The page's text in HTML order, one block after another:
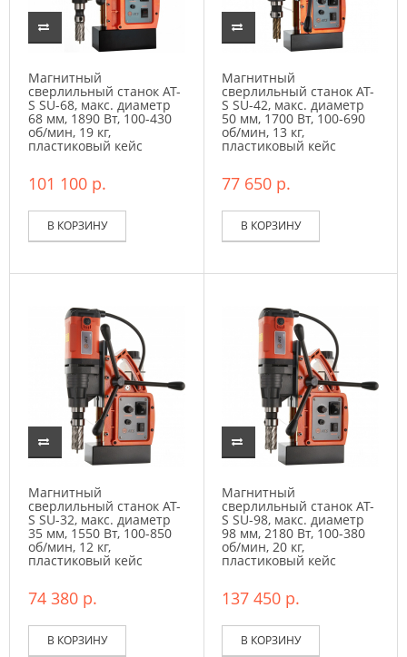
Магнитный
сверлильный станок AT-
S SU-68, макс. диаметр
68 мм, 1890 Вт, 100-430
об/мин, 19 кг,
пластиковый кейс
101 100 р.
В КОРЗИНУ
Магнитный
сверлильный станок AT-
S SU-42, макс. диаметр
50 мм, 1700 Вт, 100-690
об/мин, 13 кг,
пластиковый кейс
77 650 р.
В КОРЗИНУ
Магнитный
сверлильный станок AT-
S SU-32, макс. диаметр
35 мм, 1550 Вт, 100-850
об/мин, 12 кг,
пластиковый кейс
74 380 р.
В КОРЗИНУ
Магнитный
сверлильный станок AT-
S SU-98, макс. диаметр
98 мм, 2180 Вт, 100-380
об/мин, 20 кг,
пластиковый кейс
137 450 р.
В КОРЗИНУ